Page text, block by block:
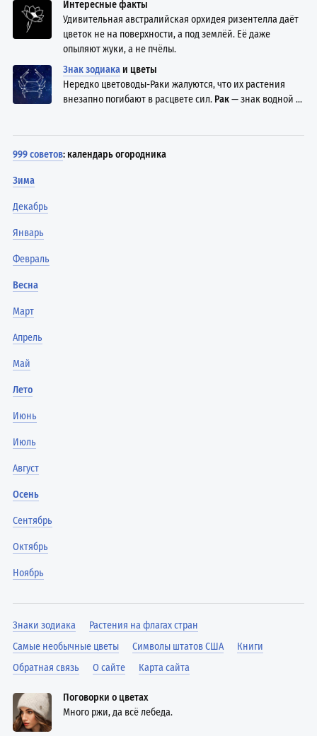
Интересные факты
Удивительная австралийская орхидея ризентелла даёт
цветок не на поверхности, а под землёй. Её даже
опыляют жуки, а не пчёлы.
Знак зодиака и цветы
Нередко цветоводы-Раки жалуются, что их растения
внезапно погибают в расцвете сил. Рак— знак водной ...
999 советов: календарь огородника
Зима
Декабрь
Январь
Февраль
Весна
Март
Апрель
Май
Лето
Июнь
Июль
Август
Осень
Сентябрь
Октябрь
Ноябрь
Знаки зодиака
Растения на флагах стран
Самые необычные цветы
Символы штатов США
Книги
Обратная связь
О сайте Карта сайта
Поговорки о цветах
Много ржи, да всё лебеда.